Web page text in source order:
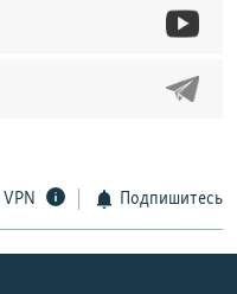
Подпишитесь